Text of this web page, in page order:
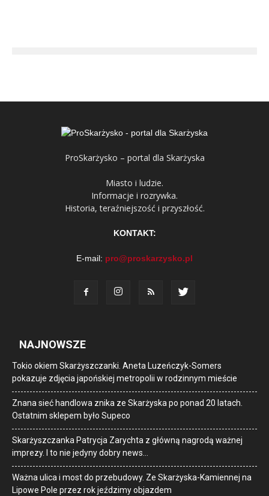
ProSkarżysko – portal dla Skarżyska
Miasto i ludzie.
Informacje i rozrywka.
Historia, teraźniejszość i przyszłość.
KONTAKT:
E-mail: pro@proskarzysko.pl
NAJNOWSZE
Tokio okiem Skarżyszczanki. Aneta Luzeńczyk-Somers
pokazuje zdjęcia japońskiej metropolii w rodzinnym mieście
Znana sieć handlowa znika ze Skarżyska po ponad 20 latach.
Ostatnim sklepem było Supeco
Skarżyszczanka Patrycja Zarychta z główną nagrodą ważnej
imprezy. I to nie jedyny dobry news…
Ważna ulica i most do przebudowy. Ze Skarżyska-Kamiennej na
Lipowe Pole przez rok jeździmy objazdem